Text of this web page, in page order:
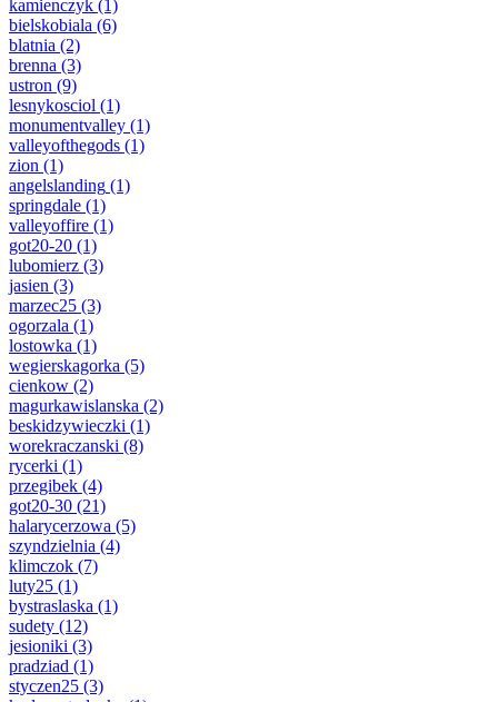
kamienczyk (1)
bielskobiala (6)
blatnia (2)
brenna (3)
ustron (9)
lesnykosciol (1)
monumentvalley (1)
valleyofthegods (1)
zion (1)
angelslanding (1)
springdale (1)
valleyoffire (1)
got20-20 (1)
lubomierz (3)
jasien (3)
marzec25 (3)
ogorzala (1)
lostowka (1)
wegierskagorka (5)
cienkow (2)
magurkawislanska (2)
beskidzywieczki (1)
worekraczanski (8)
rycerki (1)
przegibek (4)
got20-30 (21)
halarycerzowa (5)
szyndzielnia (4)
klimczok (7)
luty25 (1)
bystraslaska (1)
sudety (12)
jesioniki (3)
pradziad (1)
styczen25 (3)